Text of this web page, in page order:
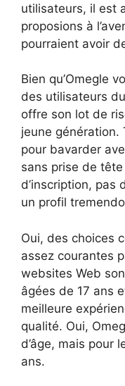
utilisateurs, il est
proposions à
pourraient avoir
Bien qu’Omegle
des utilisateurs
offre son lot de
jeune génération.
pour bavarder
sans prise de
d’inscription, pas
un profil
Oui, des choices
assez courantes
websites Web
âgées de 17 ans
meilleure
qualité. Oui,
d’âge, mais pour
ans.